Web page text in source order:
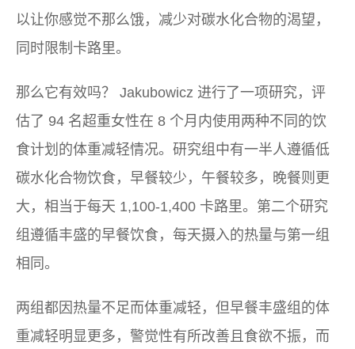
以让你感觉不那么饿，减少对碳水化合物的渴望，
同时限制卡路里。
那么它有效吗？ Jakubowicz 进行了一项研究，评
估了 94 名超重女性在 8 个月内使用两种不同的饮
食计划的体重减轻情况。研究组中有一半人遵循低
碳水化合物饮食，早餐较少，午餐较多，晚餐则更
大，相当于每天 1,100-1,400 卡路里。第二个研究
组遵循丰盛的早餐饮食，每天摄入的热量与第一组
相同。
两组都因热量不足而体重减轻，但早餐丰盛组的体
重减轻明显更多，警觉性有所改善且食欲不振，而